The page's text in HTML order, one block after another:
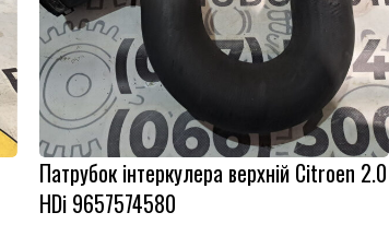
Патрубок інтеркулера верхній Citroen 2.0
HDi 9657574580